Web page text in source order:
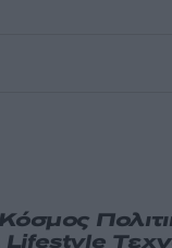
Κόσμος
Lifestyle